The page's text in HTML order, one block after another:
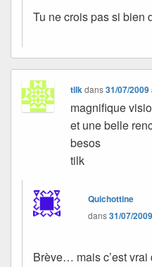
Tu ne crois pas si bien
tilkdans31/07/
magnifique
et une belle
besos
tilk
Quichottine
dans31/07/
Brève… mais c’est vrai